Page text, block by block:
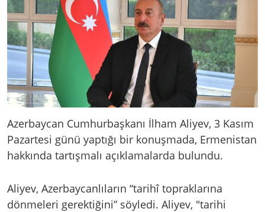
Azerbaycan Cumhurbaşkanı İlham Aliyev, 3 Kasım
Pazartesi günü yaptığı bir konuşmada, Ermenistan
hakkında tartışmalı açıklamalarda bulundu.
Aliyev, Azerbaycanlıların “tarihî topraklarına
dönmeleri gerektiğini” söyledi. Aliyev, "tarihi